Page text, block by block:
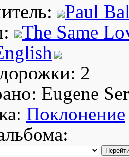
Paul
The Same
2
Eugene
Поклонение